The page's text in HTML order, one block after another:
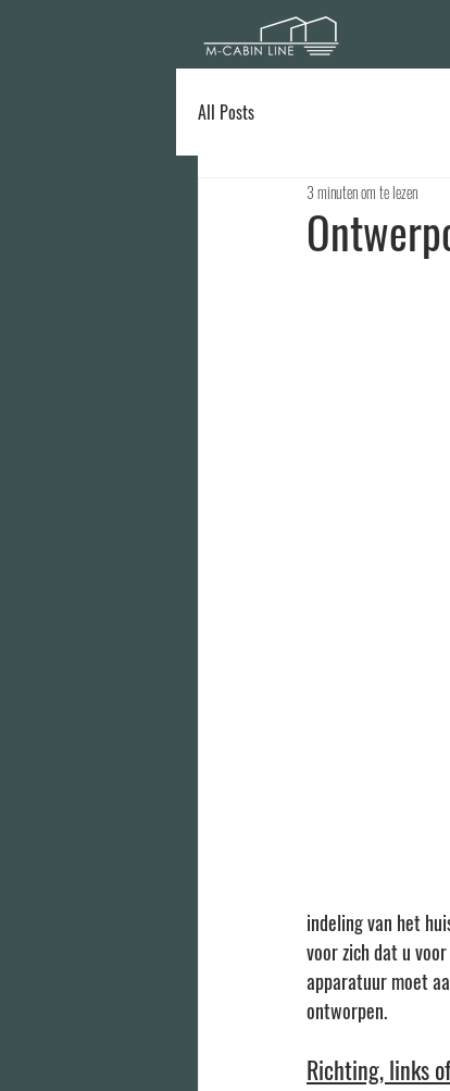
All Posts
3 minuten om te lezen
indeling van het
voor zich dat u
apparatuur moet
ontworpen.
Richting, links